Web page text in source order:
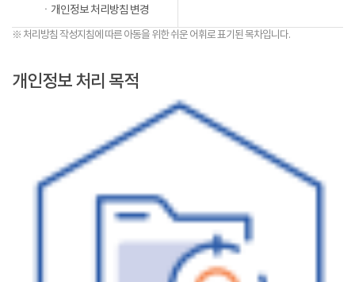
ㆍ개인정보 처리방침 변경
※ 처리방침 작성지침에 따른 아동을 위한 쉬운 어휘로 표기된 목차입니다.
개인정보 처리 목적